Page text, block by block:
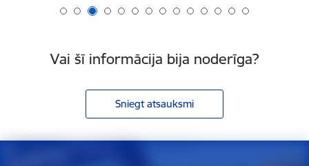
Vai šī informācija bija noderīga?
Sniegt atsauksmi